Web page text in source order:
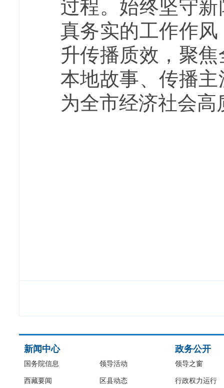
过程。始终坚守
真务实的工作作
升传播质效，聚
本地故事、传播
为全市经济社会
新闻中心
国务院信息
西藏要闻
领导活动
区县动态
政务公开
领导之窗
行政权力运行